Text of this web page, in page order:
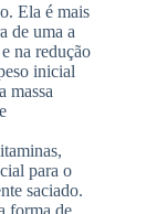
Ela é mais
de uma a
na redução
inicial
massa
para o
saciado.
forma de